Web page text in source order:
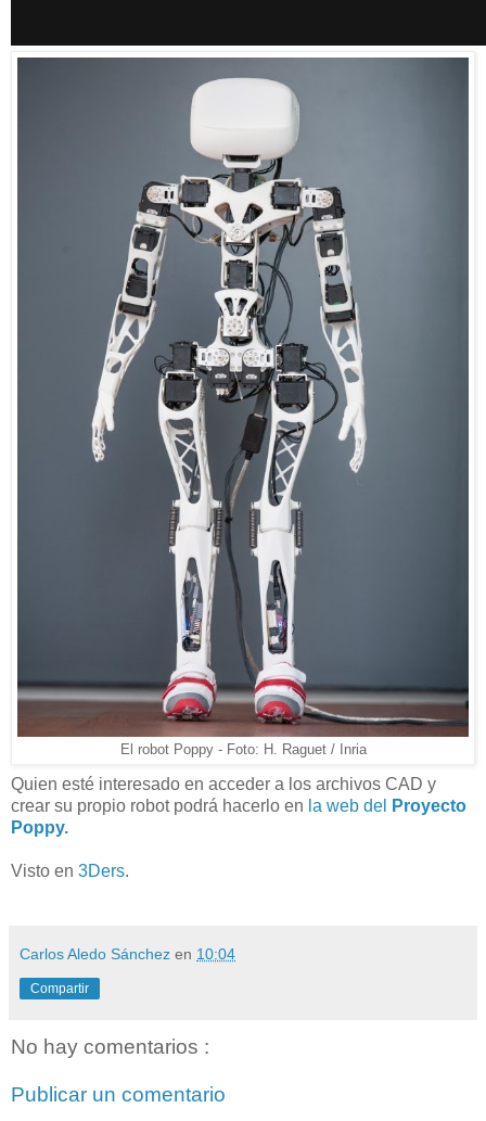
El robot Poppy - Foto: H. Raguet / Inria
Quien esté interesado en acceder a los archivos CAD y
crear su propio robot podrá hacerlo en la web del
Proyecto
Poppy.
Visto en 3Ders.
Carlos Aledo Sánchez en 10:04
Compartir
No hay comentarios :
Publicar un comentario